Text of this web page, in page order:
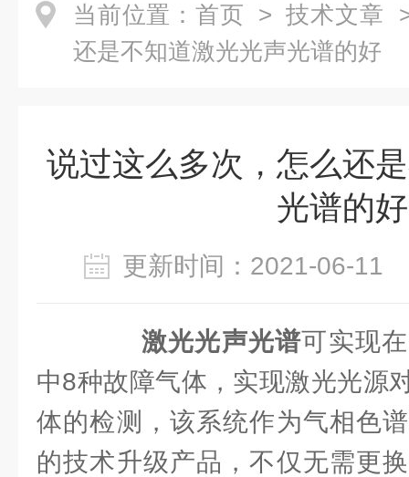
当前位置： 首页 > 技术文章
还是不知道激光光声光谱的好
说过这么多次，怎么还
光谱的好
更新时间：2021-06-
激光光声光谱可实现
中8种故障气体，实现激光光源
体的检测，该系统作为气相色
的技术升级产品，不仅无需更